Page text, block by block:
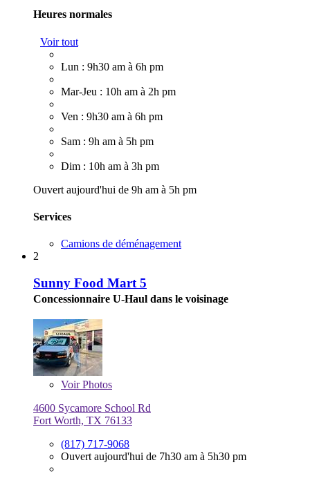
Heures normales
Voir tout
Lun : 9h30 am à 6h pm
Mar-Jeu : 10h am à 2h pm
Ven : 9h30 am à 6h pm
Sam : 9h am à 5h pm
Dim : 10h am à 3h pm
Ouvert aujourd'hui de 9h am à 5h pm
Services
Camions de déménagement
2
Sunny Food Mart 5
Concessionnaire U-Haul dans le voisinage
VoirPhotos
4600 Sycamore School Rd
Fort Worth, TX 76133
(817) 717-9068
Ouvert aujourd'hui de 7h30 am à 5h30 pm